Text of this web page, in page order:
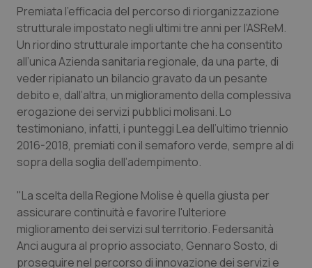
Liguria
Lombardia
Marche
Molise
Piemonte
Provincia Autonoma di Bolzano
Provincia Autonoma di Trento
Puglia
Disturbi dell’umore
Dolore
Donna & Salute
Epatiti
HIV
Infezioni & Febbre
Ipertensione & Scompenso
Malattie rare
Premiata l’efficacia del percorso di riorganizzazione
strutturale impostato negli ultimi tre anni per l’ASReM.
Un riordino strutturale importante che ha consentito
all’unica Azienda sanitaria regionale, da una parte, di
veder ripianato un bilancio gravato da un pesante
debito e, dall’altra, un miglioramento della complessiva
erogazione dei servizi pubblici molisani. Lo
testimoniano, infatti, i punteggi Lea dell’ultimo triennio
2016-2018, premiati con il semaforo verde, sempre al di
sopra della soglia dell’adempimento.
"La scelta della Regione Molise è quella giusta per
assicurare continuità e favorire l'ulteriore
miglioramento dei servizi sul territorio. Federsanità
Anci augura al proprio associato, Gennaro Sosto, di
proseguire nel percorso di innovazione dei servizi e